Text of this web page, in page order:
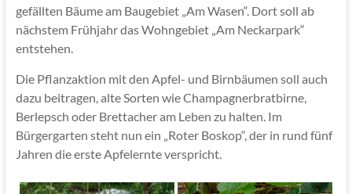
gefällten Bäume am Baugebiet „Am Wasen“. Dort soll ab
nächstem Frühjahr das Wohngebiet „Am Neckarpark“
entstehen.
Die Pflanzaktion mit den Apfel- und Birnbäumen soll auch
dazu beitragen, alte Sorten wie Champagnerbratbirne,
Berlepsch oder Brettacher am Leben zu halten. Im
Bürgergarten steht nun ein „Roter Boskop“, der in rund fünf
Jahren die erste Apfelernte verspricht.